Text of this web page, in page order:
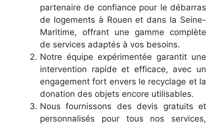
partenaire de confiance pour le débarras
de logements à Rouen et dans la Seine-
Maritime, offrant une gamme complète
de services adaptés à vos besoins.
Notre équipe expérimentée garantit une
intervention rapide et efficace, avec un
engagement fort envers le recyclage et la
donation des objets encore utilisables.
Nous fournissons des devis gratuits et
personnalisés pour tous nos services,